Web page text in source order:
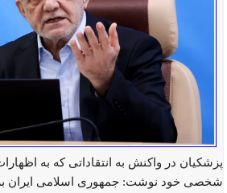
پزشکیان در واکنش به انتقاداتی که به
شخصی خود نوشت:‌ جمهوری اسلامی ایران